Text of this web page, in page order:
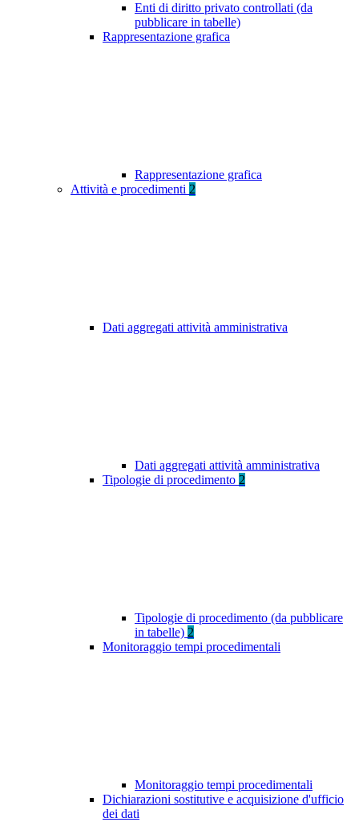
Enti di diritto privato controllati (da
pubblicare in tabelle)
Rappresentazione grafica
Rappresentazione grafica
Attività e procedimenti 2
Dati aggregati attività amministrativa
Dati aggregati attività amministrativa
Tipologie di procedimento 2
Tipologie di procedimento (da pubblicare
in tabelle) 2
Monitoraggio tempi procedimentali
Monitoraggio tempi procedimentali
Dichiarazioni sostitutive e acquisizione d'ufficio
dei dati